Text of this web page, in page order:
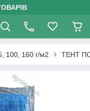
100, 160 г/м2 ТЕНТ